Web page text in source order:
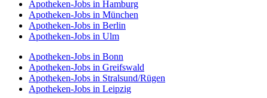
Apotheken-Jobs in Hamburg
Apotheken-Jobs in München
Apotheken-Jobs in Berlin
Apotheken-Jobs in Ulm
Apotheken-Jobs in Bonn
Apotheken-Jobs in Greifswald
Apotheken-Jobs in Stralsund/Rügen
Apotheken-Jobs in Leipzig